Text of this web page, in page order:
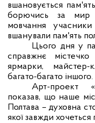
вшановується пам'ять
борючись за мир
мовчання
вшанували пам'ять
Цього дня у
справжнє містечко
ярмарки, майстер-
багато-багато іншого.
Арт-проект
показав, що наше
Полтава – духовна
якої завжди хочеться